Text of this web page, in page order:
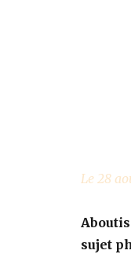
Le 28
sujet